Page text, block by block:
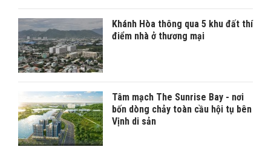
Khánh Hòa thông qua 5 khu đất thí
điểm nhà ở thương mại
Tâm mạch The Sunrise Bay - nơi
bốn dòng chảy toàn cầu hội tụ bên
Vịnh di sản